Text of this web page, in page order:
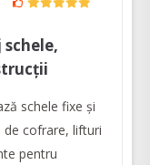
schele fixe și
de cofrare, lifturi
pentru